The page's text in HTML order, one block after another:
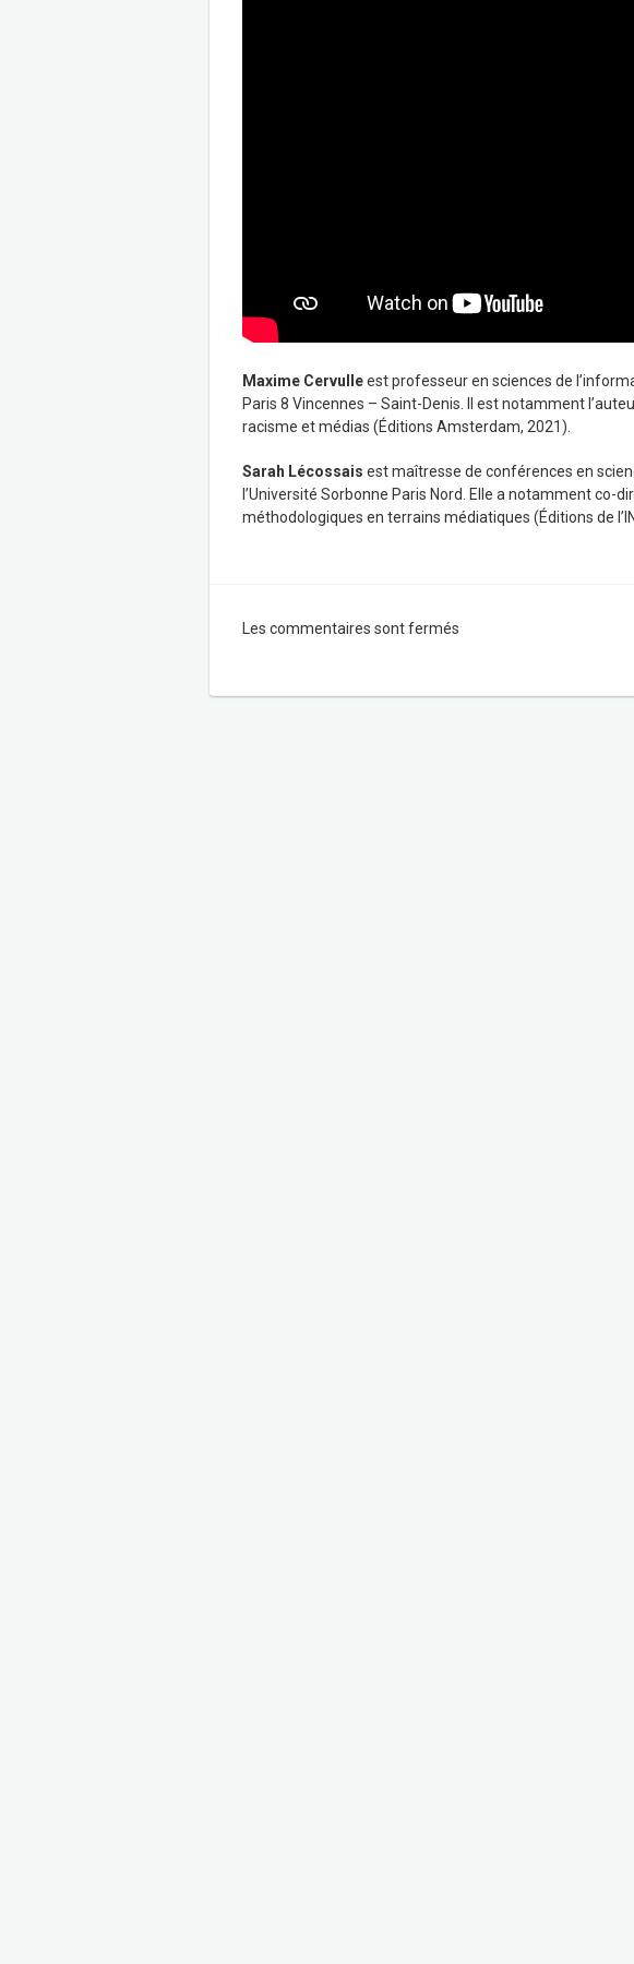
Maxime Cervulleest professeur en sciences de
Paris 8 Vincennes – Saint-Denis. Il est notamment
racisme et médias (Éditions Amsterdam, 2021).
Sarah Lécossais est maîtresse de conférences en
l’Université Sorbonne Paris Nord. Elle a notamment co-
méthodologiques en terrains médiatiques (Éditions de
Les commentaires sont fermés